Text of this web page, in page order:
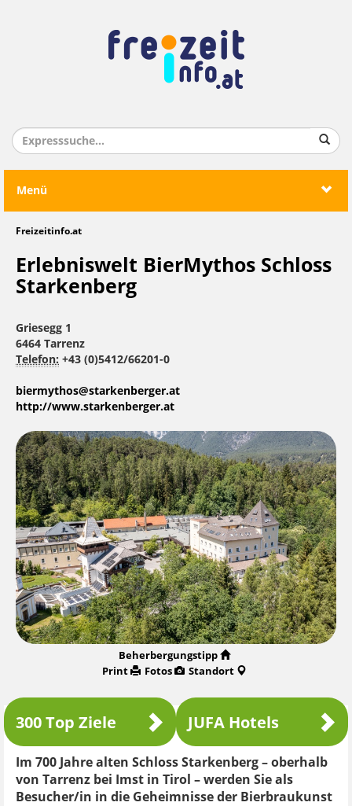
Menü
Freizeitinfo.at
Erlebniswelt BierMythos Schloss
Starkenberg
Griesegg 1
6464 Tarrenz
Telefon: +43 (0)5412/66201-0
biermythos@starkenberger.at
http://www.starkenberger.at
Beherbergungstipp
Print
Fotos Standort
300 Top Ziele JUFA Hotels
Im 700 Jahre alten Schloss Starkenberg – oberhalb
von Tarrenz bei Imst in Tirol – werden Sie als
Besucher/in in die Geheimnisse der Bierbraukunst